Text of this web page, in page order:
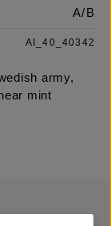
A/B
AI_40_40342
army,
mint